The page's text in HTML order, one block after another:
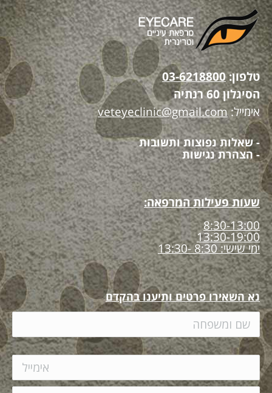
טלפון:03-6218800
הסיגלון 60 רנתיה
אימייל:veteyeclinic@gmail.com
- שאלות נפוצות ותשובות
- הצהרת נגישות
שעות פעילות המרפאה:
8:30-13:00
13:30-19:00
ימי שישי: 8:30 -13:30
נא השאירו פרטים ותיענו בהקדם